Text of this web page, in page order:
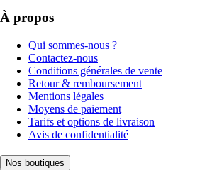
À propos
Qui sommes-nous ?
Contactez-nous
Conditions générales de vente
Retour & remboursement
Mentions légales
Moyens de paiement
Tarifs et options de livraison
Avis de confidentialité
Nos boutiques